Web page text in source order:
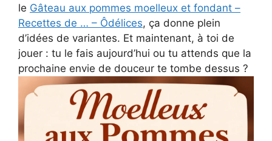
le Gâteau aux pommes moelleux et fondant –
Recettes de … – Ôdélices, ça donne plein
d’idées de variantes. Et maintenant, à toi de
jouer : tu le fais aujourd’hui ou tu attends que la
prochaine envie de douceur te tombe dessus ?